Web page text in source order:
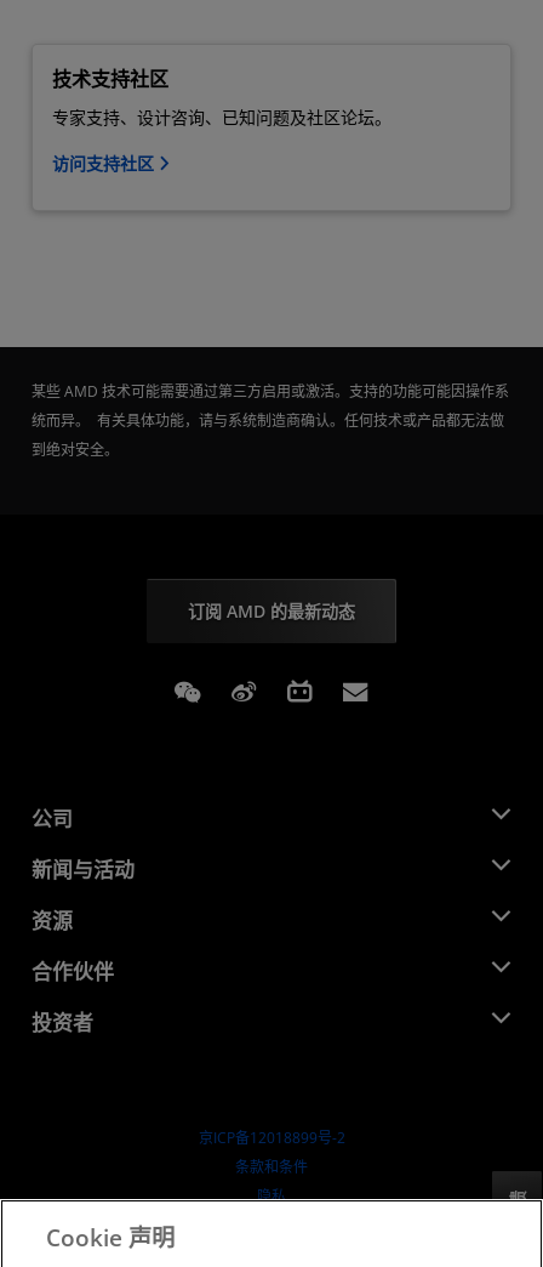
技术支持社区
专家支持、设计咨询、已知问题及社区论坛。
访问支持社区
某些 AMD 技术可能需要通过第三方启用或激活。支持的功能可能因操作系
统而异。 有关具体功能，请与系统制造商确认。任何技术或产品都无法做
到绝对安全。
订阅 AMD 的最新动态
Weixin Weibo Bilibili
公司
关于 AMD
企业责任
就业机会
联系我们
新闻与活动
新闻中心
媒体库
资源
开发中心
成功案例
合作伙伴
AMD 合作伙伴中心
投资者
SEC 报告
京ICP备12018899号-2
​条款和条件
隐私
反馈
Cookie 声明